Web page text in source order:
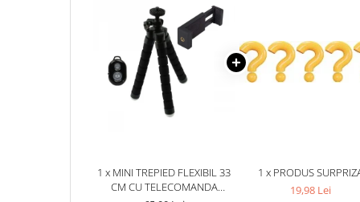
1 x MINI TREPIED FLEXIBIL 33
CM CU TELECOMANDA
1 x PRODUS
19,98 Lei